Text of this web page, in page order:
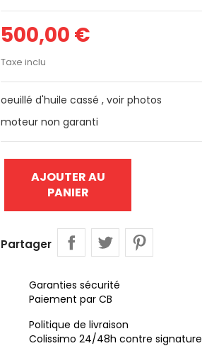
500,00 €
Taxe inclu
oeuillé d'huile cassé , voir photos
moteur non garanti
AJOUTER AU
PANIER
Partager
Garanties sécurité
Paiement par CB
Politique de livraison
Colissimo 24/48h contre signature